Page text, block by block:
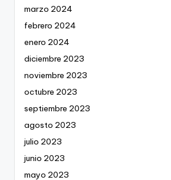
marzo 2024
febrero 2024
enero 2024
diciembre 2023
noviembre 2023
octubre 2023
septiembre 2023
agosto 2023
julio 2023
junio 2023
mayo 2023